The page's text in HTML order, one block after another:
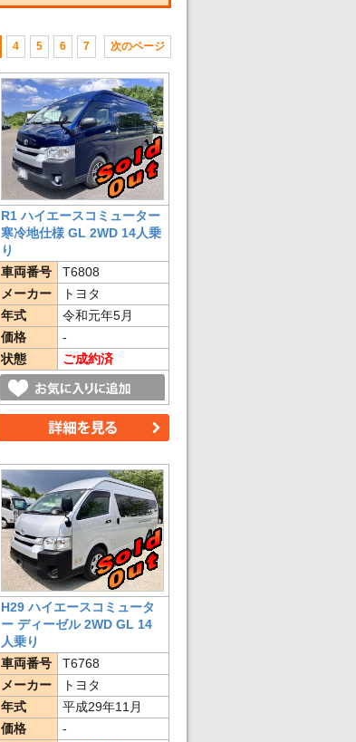
4 5 6 7 次のページ
R1 ハイエースコミューター
寒冷地仕様 GL 2WD 14人乗
り
車両番号
T6808
メーカー
トヨタ
年式
令和元年5月
価格
-
状態
ご成約済
H29 ハイエースコミュータ
ー ディーゼル 2WD GL 14
人乗り
車両番号
T6768
メーカー
トヨタ
年式
平成29年11月
価格
-